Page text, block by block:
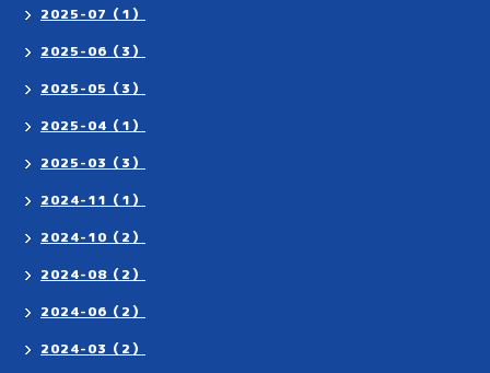
2025-07（1）
2025-06（3）
2025-05（3）
2025-04（1）
2025-03（3）
2024-11（1）
2024-10（2）
2024-08（2）
2024-06（2）
2024-03（2）